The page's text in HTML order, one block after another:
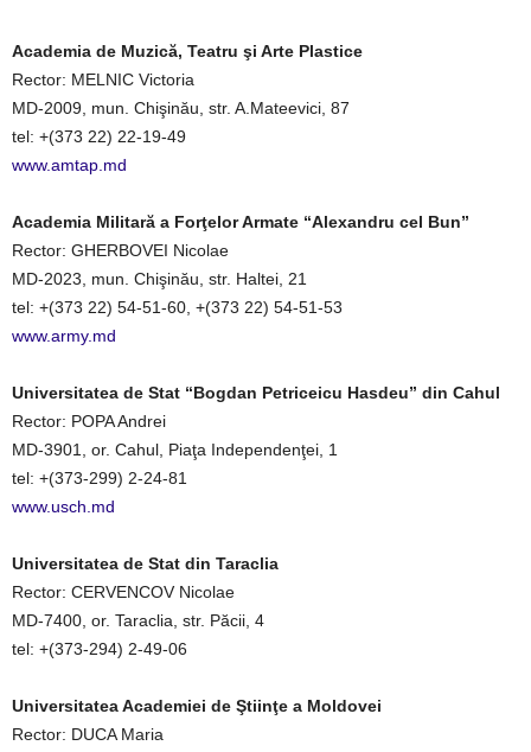
Academia de Muzică, Teatru şi Arte Plastice
Rector: MELNIC Victoria
MD-2009, mun. Chişinău, str. A.Mateevici, 87
tel: +(373 22) 22-19-49
www.amtap.md
Academia Militară a Forţelor Armate “Alexandru cel Bun”
Rector: GHERBOVEI Nicolae
MD-2023, mun. Chişinău, str. Haltei, 21
tel: +(373 22) 54-51-60, +(373 22) 54-51-53
www.army.md
Universitatea de Stat “Bogdan Petriceicu Hasdeu” din Cahul
Rector: POPA Andrei
MD-3901, or. Cahul, Piaţa Independenţei, 1
tel: +(373-299) 2-24-81
www.usch.md
Universitatea de Stat din Taraclia
Rector: CERVENCOV Nicolae
MD-7400, or. Taraclia, str. Păcii, 4
tel: +(373-294) 2-49-06
Universitatea Academiei de Ştiinţe a Moldovei
Rector: DUCA Maria